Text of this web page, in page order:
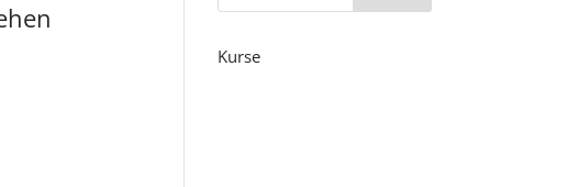
Kurse